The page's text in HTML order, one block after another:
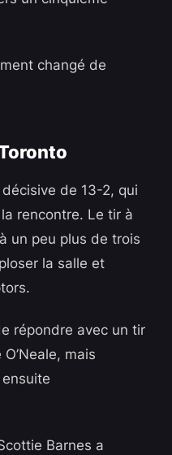
changé de
de 13-2, qui
rencontre. Le tir à
un peu plus de trois
la salle et
répondre avec un tir
mais
ensuite
Barnes a